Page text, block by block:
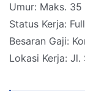
Umur: Maks. 35
Status Kerja:
Besaran Gaji:
Lokasi Kerja: